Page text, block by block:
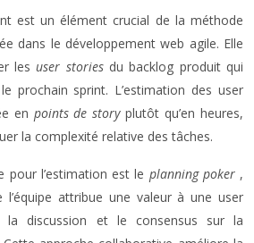
est un élément crucial de la méthode
dans le développement web agile. Elle
lesuser stories du backlog produit qui
prochain sprint. L’estimation des user
en points de storyplutôt qu’en heures,
la complexité relative des tâches.
pour l’estimation est le planning poker ,
attribue une valeur à une user
la discussion et le consensus sur la